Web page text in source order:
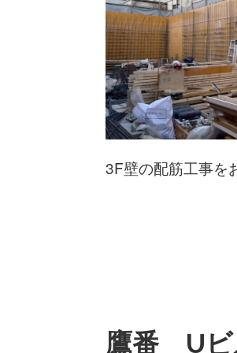
3F壁の配筋工事を
鷹番 Uビ